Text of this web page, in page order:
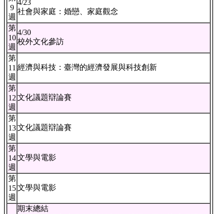
9
週
4/23
社會與家庭：婚戀、家庭觀念
第
10
週
4/30
校外文化參訪
第
11
週
經濟與科技：臺灣的經濟發展與科技創新
第
12
週
文化議題辯論賽
第
13
週
文化議題辯論賽
第
14
週
文學與電影
第
15
週
文學與電影
期末總結